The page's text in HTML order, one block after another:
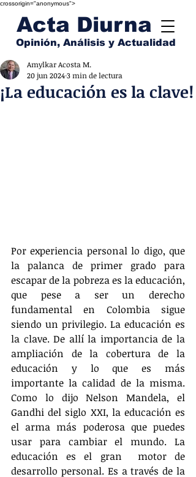
crossorigin="anonymous">
Acta Diurna
Opinión, Análisis y Actualidad
¡La educación es la clave!
Amylkar Acosta M.
20 jun 20243 min de lectura
Por experiencia personal lo digo, que
la palanca de primer grado para
escapar de la pobreza es la educación,
que pese a ser un derecho
fundamental en Colombia sigue
siendo un privilegio. La educación es
la clave. De allí la importancia de la
ampliación de la cobertura de la
educación y lo que es más
importante la calidad de la misma.
Como lo dijo Nelson Mandela, el
Gandhi del siglo XXI, la educación es
el arma más poderosa que puedes
usar para cambiar el mundo. La
educación es el gran  motor de
desarrollo personal. Es a través de la